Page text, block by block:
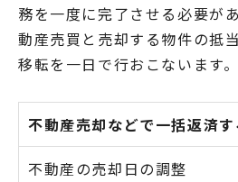
務を一度に完了させる必要が
動産売買と売却する物件の抵
移転を一日で行おこないます。
不動産売却などで一括返済
不動産の売却日の調整